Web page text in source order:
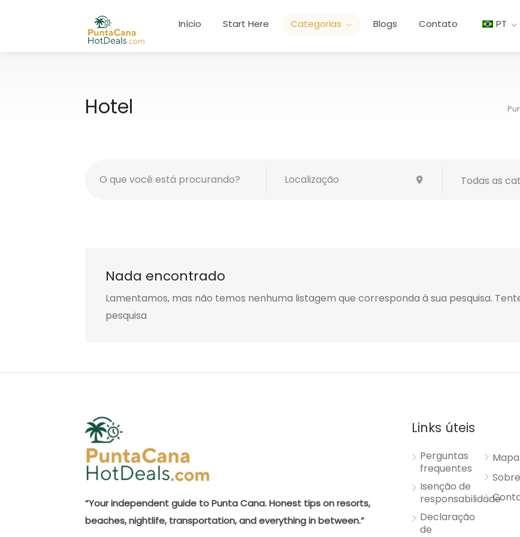
Início Start Here Categorias Blogs Contato PT
Hotel
Todas as
Nada encontrado
Lamentamos, mas não temos nenhuma listagem que corresponda à sua pesquisa.
pesquisa
“Your independent guide to Punta Cana. Honest tips on resorts,
beaches, nightlife, transportation, and everything in between.”
Links úteis
Perguntas
frequentes
Isenção de
responsabilidade
Declaração
de